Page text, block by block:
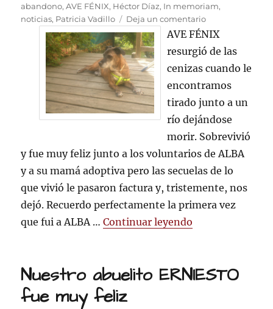
el
abandono,AVE FÉNIX, Héctor Díaz, In memoriam,
noticias, Patricia Vadillo Deja un comentarioen
AVE
siempre
en
el
AVE FÉNIX
resurgió de las
cenizas cuando le
encontramos
tirado junto a un
río dejándose
morir. Sobrevivió
y fue muy feliz junto a los voluntarios de ALBA
y a su mamá adoptiva pero las secuelas de lo
que vivió le pasaron factura y, tristemente, nos
dejó. Recuerdo perfectamente la primera vez
que fui a ALBA …Continuar leyendo
Nuestro abuelito ERNIESTO
fue muy feliz